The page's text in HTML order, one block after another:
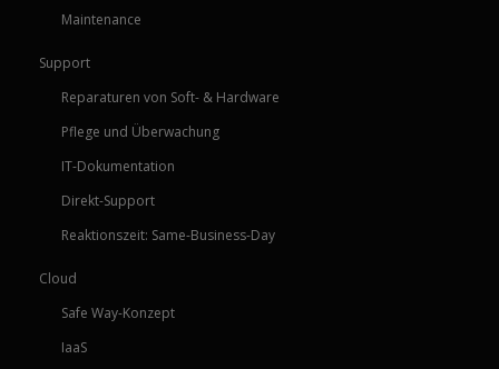
Maintenance
Support
Reparaturen von Soft- & Hardware
Pflege und Überwachung
IT-Dokumentation
Direkt-Support
Reaktionszeit: Same-Business-Day
Cloud
Safe Way-Konzept
IaaS